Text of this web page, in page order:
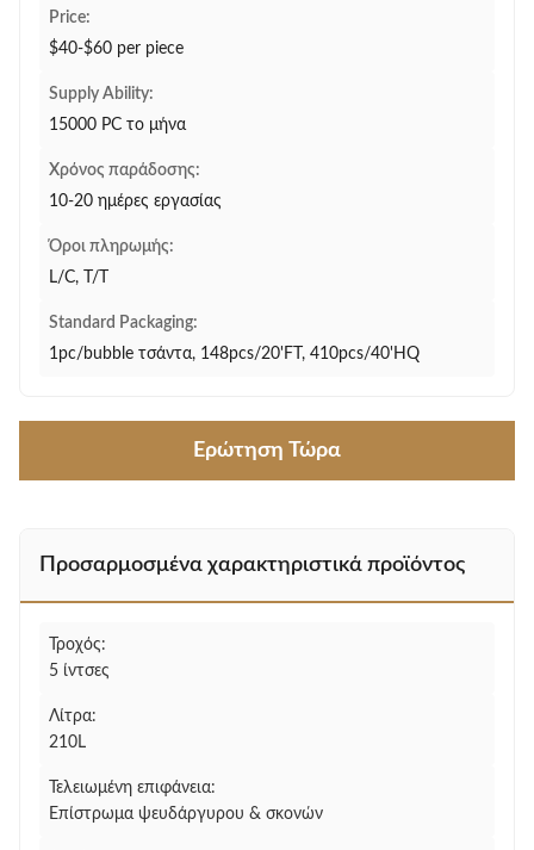
Price:
$40-$60 per piece
Supply Ability:
15000 PC το μήνα
Χρόνος παράδοσης:
10-20 ημέρες εργασίας
Όροι πληρωμής:
L/C, T/T
Standard Packaging:
1pc/bubble τσάντα, 148pcs/20'FT, 410pcs/40'HQ
Ερώτηση Τώρα
Προσαρμοσμένα χαρακτηριστικά προϊόντος
Τροχός:
5 ίντσες
Λίτρα:
210L
Τελειωμένη επιφάνεια:
Επίστρωμα ψευδάργυρου & σκονών